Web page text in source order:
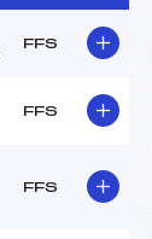
FFS
FFS
FFS